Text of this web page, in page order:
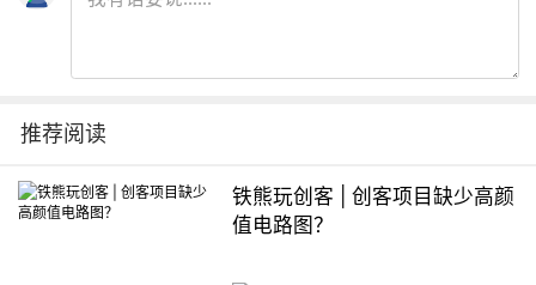
推荐阅读
铁熊玩创客 | 创客项目缺少高颜
值电路图？